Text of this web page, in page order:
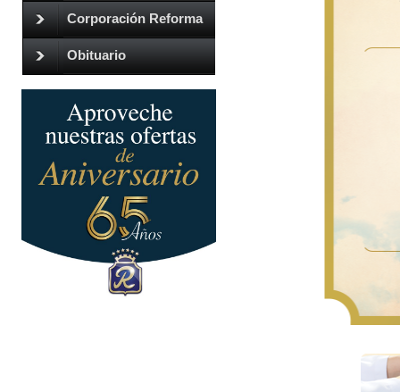
Corporación Reforma
Obituario